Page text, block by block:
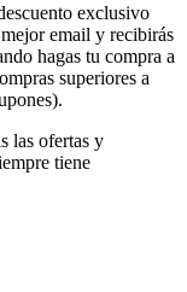
exclusivo
email y recibirás
hagas tu compra a
superiores a
las ofertas y
tiene